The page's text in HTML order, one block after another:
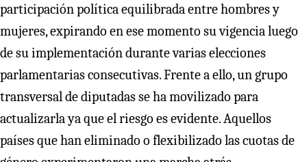
participación política equilibrada entre hombres y
mujeres, expirando en ese momento su vigencia luego
de su implementación durante varias elecciones
parlamentarias consecutivas. Frente a ello, un grupo
transversal de diputadas se ha movilizado para
actualizarla ya que el riesgo es evidente. Aquellos
países que han eliminado o flexibilizado las cuotas de